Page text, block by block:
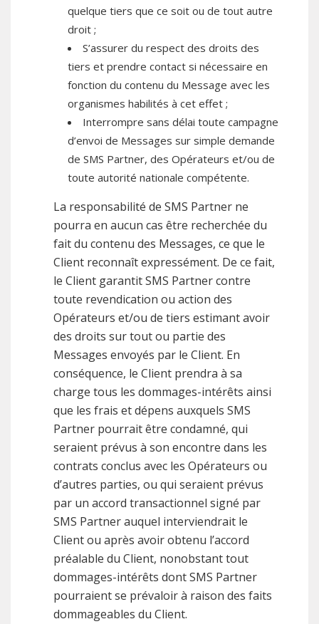
quelque tiers que ce soit ou de tout autre
droit ;
S’assurer du respect des droits des
tiers et prendre contact si nécessaire en
fonction du contenu du Message avec les
organismes habilités à cet effet ;
Interrompre sans délai toute campagne
d’envoi de Messages sur simple demande
de SMS Partner, des Opérateurs et/ou de
toute autorité nationale compétente.
La responsabilité de SMS Partner ne
pourra en aucun cas être recherchée du
fait du contenu des Messages, ce que le
Client reconnaît expressément. De ce fait,
le Client garantit SMS Partner contre
toute revendication ou action des
Opérateurs et/ou de tiers estimant avoir
des droits sur tout ou partie des
Messages envoyés par le Client. En
conséquence, le Client prendra à sa
charge tous les dommages-intérêts ainsi
que les frais et dépens auxquels SMS
Partner pourrait être condamné, qui
seraient prévus à son encontre dans les
contrats conclus avec les Opérateurs ou
d’autres parties, ou qui seraient prévus
par un accord transactionnel signé par
SMS Partner auquel interviendrait le
Client ou après avoir obtenu l’accord
préalable du Client, nonobstant tout
dommages-intérêts dont SMS Partner
pourraient se prévaloir à raison des faits
dommageables du Client.